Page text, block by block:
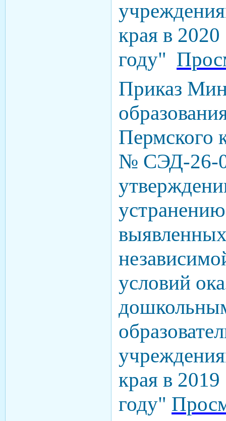
края в 2020
году"
Приказ
Пермского
№ СЭД-26-
условий
края в 2019
году"